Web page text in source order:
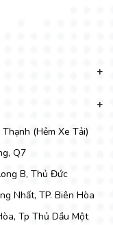
(Hẻm Xe Tải)
Q7
B, Thủ Đức
Nhất, TP. Biên Hòa
Tp Thủ Dầu Một